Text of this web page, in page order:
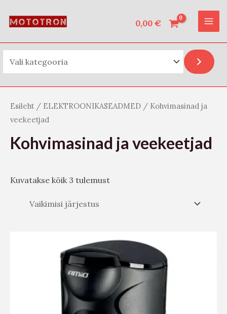
0,00 €
t
s
Esileht / ELEKTROONIKASEADMED / Kohvimasinad ja
veekeetjad
Kohvimasinad ja veekeetjad
Kuvatakse kõik 3 tulemust